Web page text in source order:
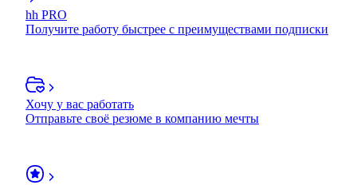
hh PRO
Получите работу быстрее с преимуществами подписки
Хочу у вас работать
Отправьте своё резюме в компанию мечты